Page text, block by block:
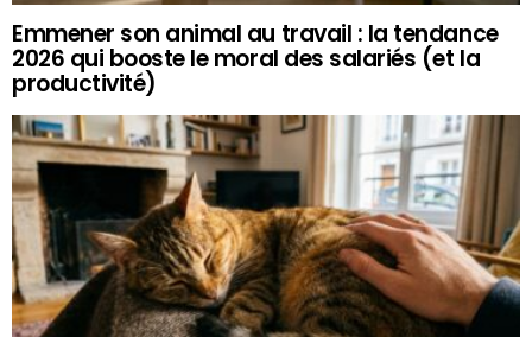
Emmener son animal au travail : la tendance
2026 qui booste le moral des salariés (et la
productivité)